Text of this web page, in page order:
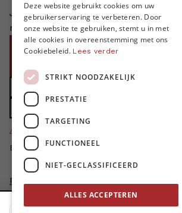
Je helpt ons groeien. MO* bestaat
niet zonder jouw steun!
Doe een gift
Zet MO* in uw testament
4424
Bedankt voor jullie steun!
Privacybeleid
Disclaimer
AI Charter
ENGLISH
Deze website gebruikt cookies om uw
gebruikerservaring te verbeteren. Door
onze website te gebruiken, stemt u in met
alle cookies in overeenstemming met ons
Cookiebeleid. Lees verder
STRIKT NOODZAKELIJK
PRESTATIE
TARGETING
FUNCTIONEEL
NIET-GECLASSIFICEERD
ALLES ACCEPTEREN